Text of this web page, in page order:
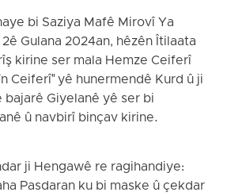
bi Saziya Mafê Mirovî Ya
Gulana 2024an, hêzên Îtilaata
kirine ser mala Hemze Ceiferî
Ceiferî" yê hunermendê Kurd û ji
bajarê Giyelanê yê ser bi
û navbirî binçav kirine.
ji Hengawê re ragihandiye:
Pasdaran ku bi maske û çekdar